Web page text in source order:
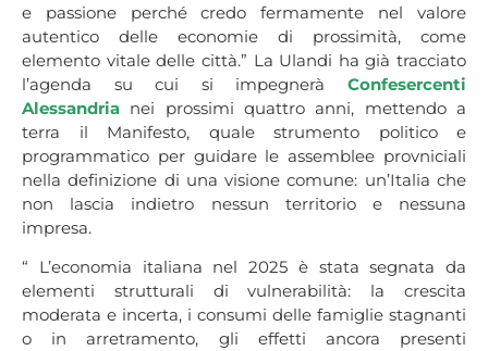
e passione perché credo fermamente nel valore
autentico delle economie di prossimità, come
elemento vitale delle città.” La Ulandi ha già tracciato
l’agenda su cui si impegnerà Confesercenti
Alessandria nei prossimi quattro anni, mettendo a
terra il Manifesto, quale strumento politico e
programmatico per guidare le assemblee provniciali
nella definizione di una visione comune: un’Italia che
non lascia indietro nessun territorio e nessuna
impresa.
“ L’economia italiana nel 2025 è stata segnata da
elementi strutturali di vulnerabilità: la crescita
moderata e incerta, i consumi delle famiglie stagnanti
o in arretramento, gli effetti ancora presenti